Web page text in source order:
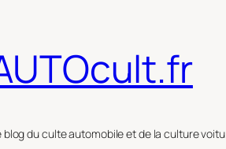
blog du culte automobile et de la culture